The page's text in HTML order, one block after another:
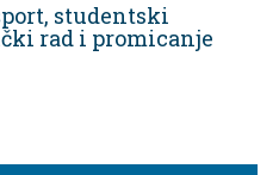
studentski
rad i promicanje